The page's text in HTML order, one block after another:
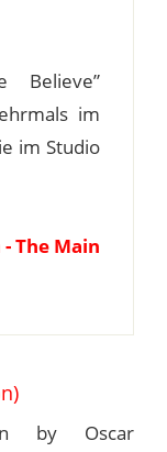
Believe”
im
im Studio
The Main
by Oscar